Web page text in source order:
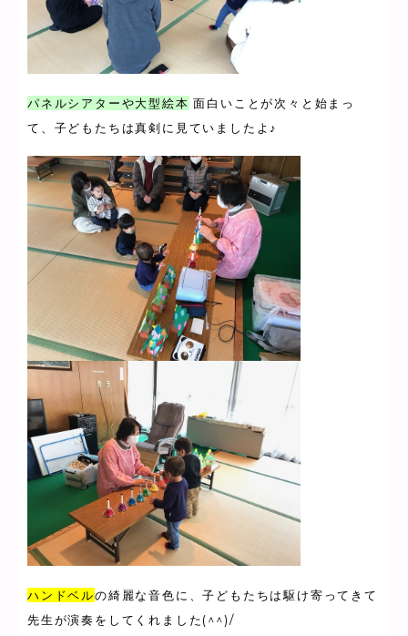
パネルシアターや大型絵本 面白いことが次々と始まっ
て、子どもたちは真剣に見ていましたよ♪
ハンドベルの綺麗な音色に、子どもたちは駆け寄ってきて
先生が演奏をしてくれました(^^)/